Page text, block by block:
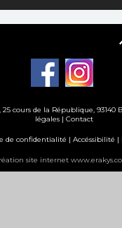
25 cours de la République, 93140
légales | Contact
de confidentialité | Accéssibilité |
site internet